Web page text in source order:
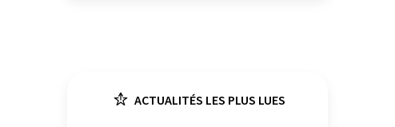
ACTUALITÉS LES PLUS LUES